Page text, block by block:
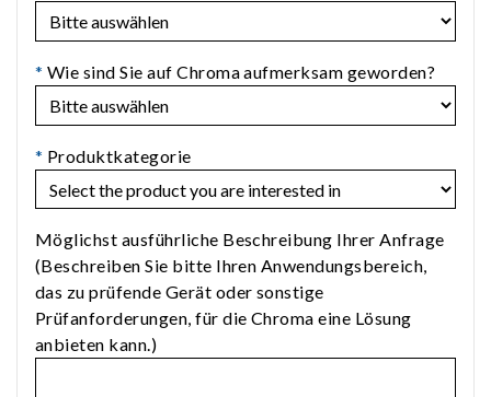
* Wie sind Sie auf Chroma aufmerksam geworden?
* Produktkategorie
Möglichst ausführliche Beschreibung Ihrer Anfrage
(Beschreiben Sie bitte Ihren Anwendungsbereich,
das zu prüfende Gerät oder sonstige
Prüfanforderungen, für die Chroma eine Lösung
anbieten kann.)